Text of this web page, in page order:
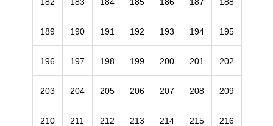
189 190 191 192 193 194 195
196 197 198 199 200 201 202
203 204 205 206 207 208 209
210 211 212 213 214 215 216